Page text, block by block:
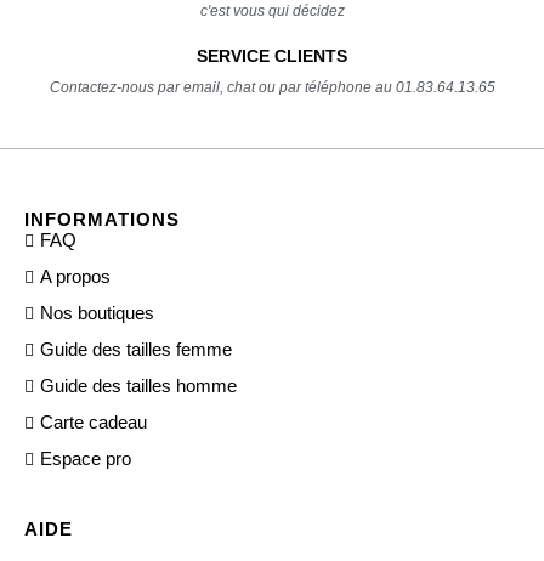
c'est vous qui décidez
SERVICE CLIENTS
Contactez-nous par email, chat ou par téléphone au 01.83.64.13.65
INFORMATIONS
FAQ
A propos
Nos boutiques
Guide des tailles femme
Guide des tailles homme
Carte cadeau
Espace pro
AIDE